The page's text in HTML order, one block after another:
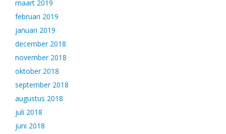
maart 2019
februari 2019
januari 2019
december 2018
november 2018
oktober 2018
september 2018
augustus 2018
juli 2018
juni 2018